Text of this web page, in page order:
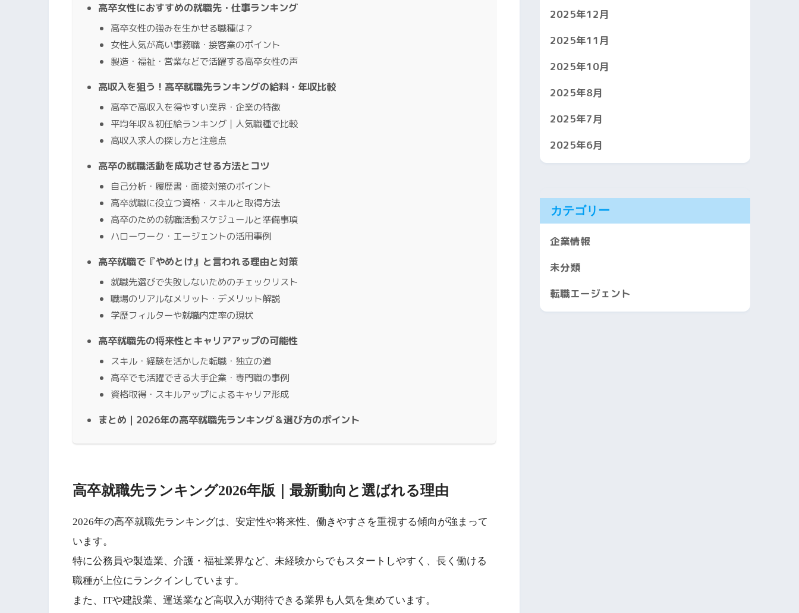
高卒女性におすすめの就職先・仕事ランキング
高卒女性の強みを生かせる職種は？
女性人気が高い事務職・接客業のポイント
製造・福祉・営業などで活躍する高卒女性の声
高収入を狙う！高卒就職先ランキングの給料・年収比較
高卒で高収入を得やすい業界・企業の特徴
平均年収＆初任給ランキング｜人気職種で比較
高収入求人の探し方と注意点
高卒の就職活動を成功させる方法とコツ
自己分析・履歴書・面接対策のポイント
高卒就職に役立つ資格・スキルと取得方法
高卒のための就職活動スケジュールと準備事項
ハローワーク・エージェントの活用事例
高卒就職で『やめとけ』と言われる理由と対策
就職先選びで失敗しないためのチェックリスト
職場のリアルなメリット・デメリット解説
学歴フィルターや就職内定率の現状
高卒就職先の将来性とキャリアアップの可能性
スキル・経験を活かした転職・独立の道
高卒でも活躍できる大手企業・専門職の事例
資格取得・スキルアップによるキャリア形成
まとめ｜2026年の高卒就職先ランキング＆選び方のポイント
高卒就職先ランキング2026年版｜最新動向と選ばれる理由
2026年の高卒就職先ランキングは、安定性や将来性、働きやすさを重視する傾向が強まって
います。
特に公務員や製造業、介護・福祉業界など、未経験からでもスタートしやすく、長く働ける
職種が上位にランクインしています。
また、ITや建設業、運送業など高収入が期待できる業界も人気を集めています。
2025年12月
2025年11月
2025年10月
2025年8月
2025年7月
2025年6月
カテゴリー
企業情報
未分類
転職エージェント